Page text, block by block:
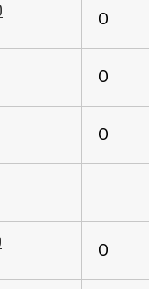
O
O
O
O